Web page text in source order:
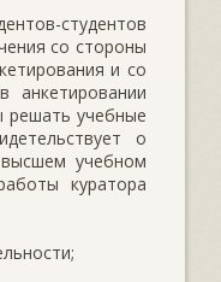
студентов
со стороны
и со
анкетировании
решать учебные
о
высшем учебном
куратора